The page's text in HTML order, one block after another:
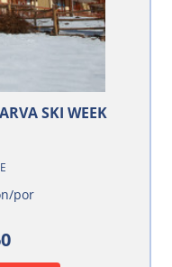
SKI WEEK
por